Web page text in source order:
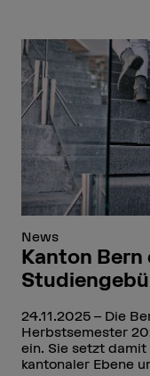
News
Kanton Bern
24.11.2025
Die
Herbstsemester
ein. Sie setzt
kantonaler Ebene